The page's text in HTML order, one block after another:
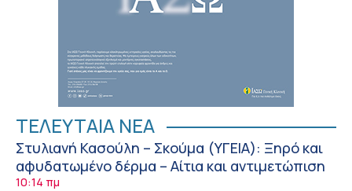
ΤΕΛΕΥΤΑΙΑ ΝΕΑ
Στυλιανή Κασούλη – Σκούμα (ΥΓΕΙΑ): Ξηρό και
αφυδατωμένο δέρμα – Αίτια και αντιμετώπιση
10:14 πμ